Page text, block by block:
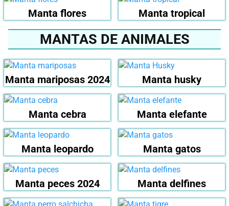
Manta flores Manta tropical
MANTAS DE ANIMALES
Manta mariposas 2024 Manta husky
Manta cebra Manta elefante
Manta leopardo Manta gatos
Manta peces 2024 Manta delfines